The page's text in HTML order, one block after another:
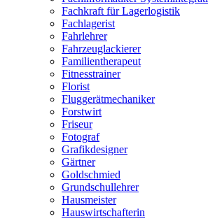
Fachkraft für Lagerlogistik
Fachlagerist
Fahrlehrer
Fahrzeuglackierer
Familientherapeut
Fitnesstrainer
Florist
Fluggerätmechaniker
Forstwirt
Friseur
Fotograf
Grafikdesigner
Gärtner
Goldschmied
Grundschullehrer
Hausmeister
Hauswirtschafterin